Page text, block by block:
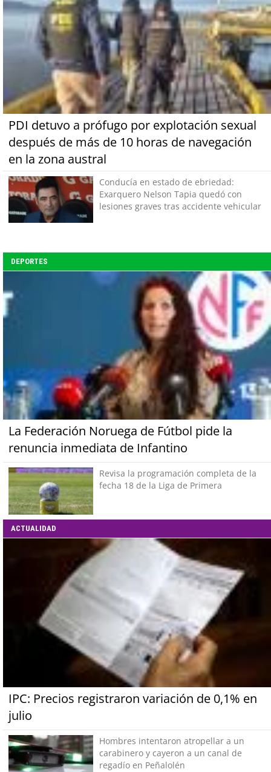
PDI detuvo a prófugo por explotación sexual
después de más de 10 horas de navegación
en la zona austral
Conducía en estado de ebriedad:
Exarquero Nelson Tapia quedó con
lesiones graves tras accidente vehicular
DEPORTES
La Federación Noruega de Fútbol pide la
renuncia inmediata de Infantino
Revisa la programación completa de la
fecha 18 de la Liga de Primera
ACTUALIDAD
IPC: Precios registraron variación de 0,1% en
julio
Hombres intentaron atropellar a un
carabinero y cayeron a un canal de
regadío en Peñalolén